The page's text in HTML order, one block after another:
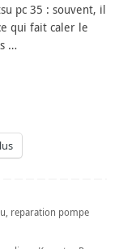
pc 35 : souvent, il
qui fait caler le
…
, reparation pompe